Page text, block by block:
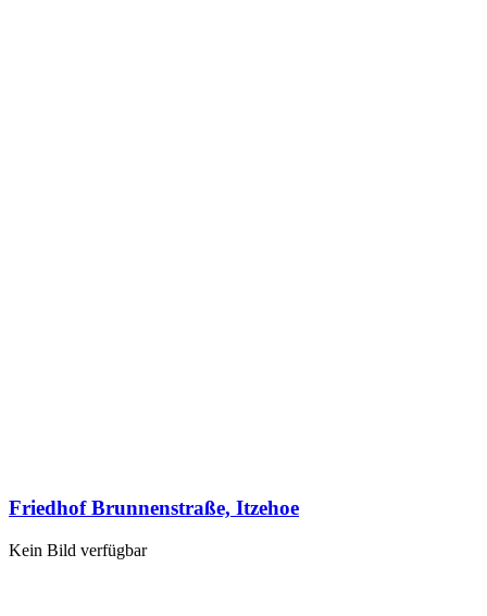
Friedhof Brunnenstraße, Itzehoe
Kein Bild verfügbar